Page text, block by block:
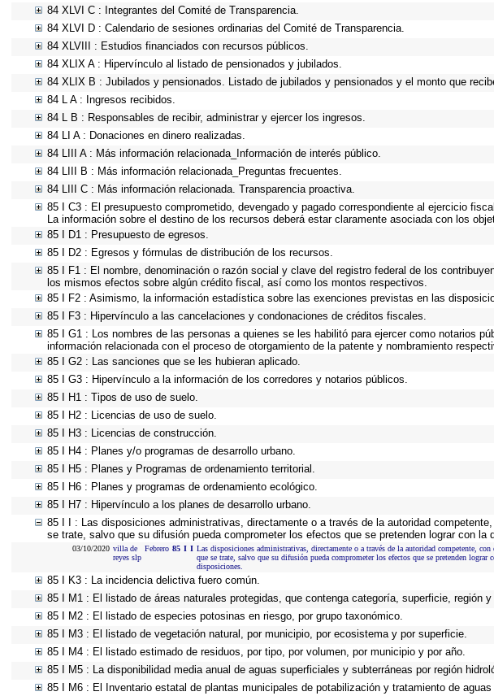
84 XLVI C : Integrantes del Comité de Transparencia.
84 XLVI D : Calendario de sesiones ordinarias del Comité de Transparencia.
84 XLVIII : Estudios financiados con recursos públicos.
84 XLIX A : Hipervínculo al listado de pensionados y jubilados.
84 XLIX B : Jubilados y pensionados. Listado de jubilados y pensionados y el monto que
84 L A : Ingresos recibidos.
84 L B : Responsables de recibir, administrar y ejercer los ingresos.
84 LI A : Donaciones en dinero realizadas.
84 LIII A : Más información relacionada_Información de interés público.
84 LIII B : Más información relacionada_Preguntas frecuentes.
84 LIII C : Más información relacionada. Transparencia proactiva.
85 I C3 : El presupuesto comprometido, devengado y pagado correspondiente al ejercicio
La información sobre el destino de los recursos deberá estar claramente asociada con los
85 I D1 : Presupuesto de egresos.
85 I D2 : Egresos y fórmulas de distribución de los recursos.
85 I F1 : El nombre, denominación o razón social y clave del registro federal de los
los mismos efectos sobre algún crédito fiscal, así como los montos respectivos.
85 I F2 : Asimismo, la información estadística sobre las exenciones previstas en las
85 I F3 : Hipervínculo a las cancelaciones y condonaciones de créditos fiscales.
85 I G1 : Los nombres de las personas a quienes se les habilitó para ejercer como notarios
información relacionada con el proceso de otorgamiento de la patente y nombramiento
85 I G2 : Las sanciones que se les hubieran aplicado.
85 I G3 : Hipervínculo a la información de los corredores y notarios públicos.
85 I H1 : Tipos de uso de suelo.
85 I H2 : Licencias de uso de suelo.
85 I H3 : Licencias de construcción.
85 I H4 : Planes y/o programas de desarrollo urbano.
85 I H5 : Planes y Programas de ordenamiento territorial.
85 I H6 : Planes y programas de ordenamiento ecológico.
85 I H7 : Hipervínculo a los planes de desarrollo urbano.
85 I I : Las disposiciones administrativas, directamente o a través de la autoridad
se trate, salvo que su difusión pueda comprometer los efectos que se pretenden lograr con
03/10/2020 villa de
reyes slp
Febrero 85 I I Las disposiciones administrativas, directamente o a través de la autoridad competente,
que se trate, salvo que su difusión pueda comprometer los efectos que se pretenden
disposiciones.
85 I K3 : La incidencia delictiva fuero común.
85 I M1 : El listado de áreas naturales protegidas, que contenga categoría, superficie, región
85 I M2 : El listado de especies potosinas en riesgo, por grupo taxonómico.
85 I M3 : El listado de vegetación natural, por municipio, por ecosistema y por superficie.
85 I M4 : El listado estimado de residuos, por tipo, por volumen, por municipio y por año.
85 I M5 : La disponibilidad media anual de aguas superficiales y subterráneas por región
85 I M6 : El Inventario estatal de plantas municipales de potabilización y tratamiento de aguas